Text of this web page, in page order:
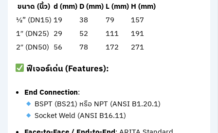
ขนาด (นิ้ว) d (mm) D (mm) L (mm) H (mm)
½” (DN15) 19 38 79
157
1″ (DN25) 29 52 111
191
2″ (DN50) 56 78 172 271
ฟีเจอร์เด่น (Features):
End Connection:
BSPT (BS21) หรือ NPT (ANSI B1.20.1)
Socket Weld (ANSI B16.11)